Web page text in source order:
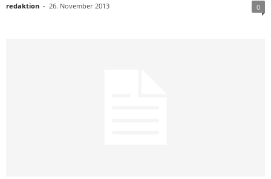
redaktion - 26. November 2013 0